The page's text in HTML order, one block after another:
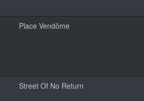
Place Vendôme
Street Of No Return